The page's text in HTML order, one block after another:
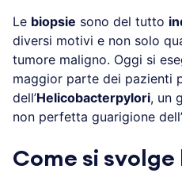
Le biopsie sono del tutto
diversi motivi e non solo
tumore maligno. Oggi si
maggior parte dei pazienti
dell’Helicobacterpylori, un
non perfetta guarigione dell’
Come si svolge